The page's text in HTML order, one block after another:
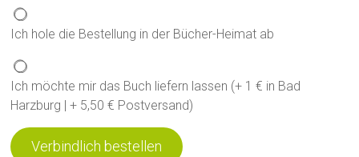
Ich hole die Bestellung in der Bücher-Heimat ab
Ich möchte mir das Buch liefern lassen (+ 1 € in Bad
Harzburg | + 5,50 € Postversand)
Verbindlich bestellen